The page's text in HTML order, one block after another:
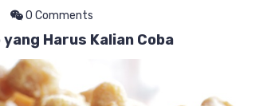
0 Comments
Harus Kalian Coba